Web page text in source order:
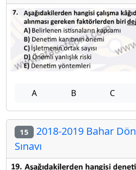
A B C
15 2018-2019 Bahar
Sınavı